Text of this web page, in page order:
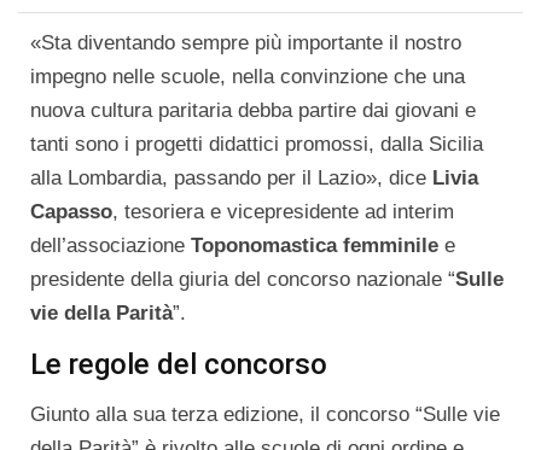
«Sta diventando sempre più importante il nostro
impegno nelle scuole, nella convinzione che una
nuova cultura paritaria debba partire dai giovani e
tanti sono i progetti didattici promossi, dalla Sicilia
alla Lombardia, passando per il Lazio», dice Livia
Capasso, tesoriera e vicepresidente ad interim
dell’associazione Toponomastica femminile e
presidente della giuria del concorso nazionale “Sulle
vie della Parità”.
Le regole del concorso
Giunto alla sua terza edizione, il concorso “Sulle vie